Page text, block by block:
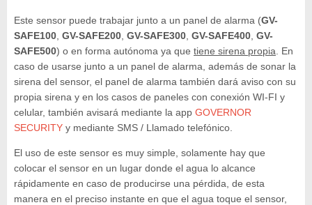
Este sensor puede trabajar junto a un panel de alarma (GV-
SAFE100 GV-SAFE200 GV-SAFE300 GV-SAFE400 GV-
SAFE500) o en forma autónoma ya que tiene sirena propia . En
caso de usarse junto a un panel de alarma, además de sonar la
sirena del sensor, el panel de alarma también dará aviso con su
propia sirena y en los casos de paneles con conexión WI-FI y
celular, también avisará mediante la app GOVERNOR
SECURITY y mediante SMS / Llamado telefónico.
El uso de este sensor es muy simple, solamente hay que
colocar el sensor en un lugar donde el agua lo alcance
rápidamente en caso de producirse una pérdida, de esta
manera en el preciso instante en que el agua toque el sensor,